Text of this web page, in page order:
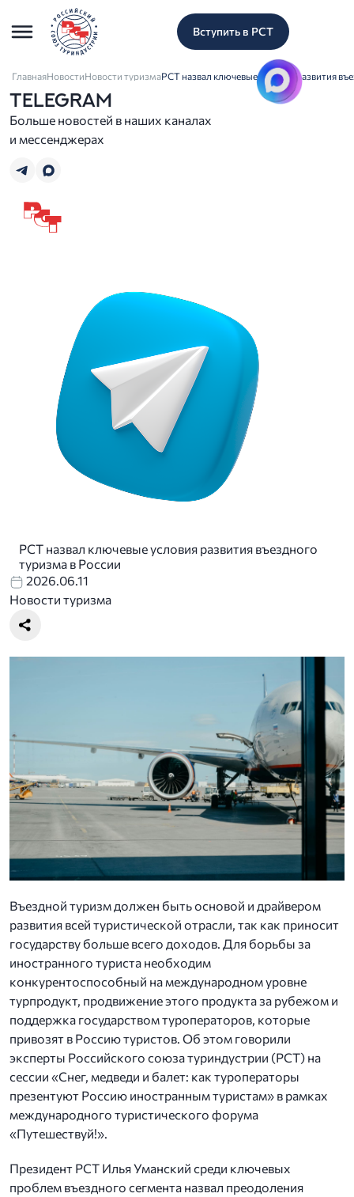
Вступить в РСТ
ГлавнаяНовостиНовости туризмаРСТ назвал ключевые условия развития
TELEGRAM
Больше новостей в наших каналах
и мессенджерах
РСТ назвал ключевые условия развития въездного
туризма в России
2026.06.11
Новости туризма
Въездной туризм должен быть основой и драйвером
развития всей туристической отрасли, так как приносит
государству больше всего доходов. Для борьбы за
иностранного туриста необходим
конкурентоспособный на международном уровне
турпродукт, продвижение этого продукта за рубежом и
поддержка государством туроператоров, которые
привозят в Россию туристов. Об этом говорили
эксперты Российского союза туриндустрии (РСТ) на
сессии «Снег, медведи и балет: как туроператоры
презентуют Россию иностранным туристам» в рамках
международного туристического форума
«Путешествуй!».
Президент РСТ Илья Уманский среди ключевых
проблем въездного сегмента назвал преодоления